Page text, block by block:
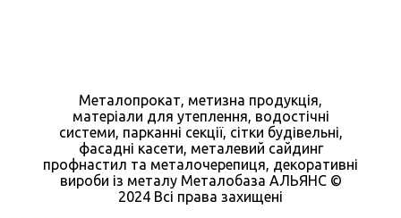
Металопрокат, метизна продукція,
матеріали для утеплення, водостічні
системи, парканні секції, сітки будівельні,
фасадні касети, металевий сайдинг
профнастил та металочерепиця, декоративні
вироби із металу Металобаза АЛЬЯНС ©
2024 Всі права захищені